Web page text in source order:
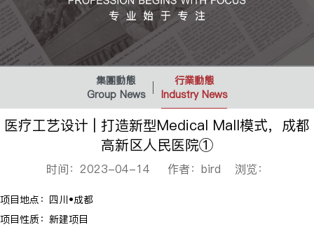
集團動態
Group News
行業動態
Industry News
医疗工艺设计 | 打造新型Medical Mall模式，成都
高新区人民医院①
时间：2023-04-14 作者：bird 浏览：
项目地点：四川•成都
项目性质：新建项目